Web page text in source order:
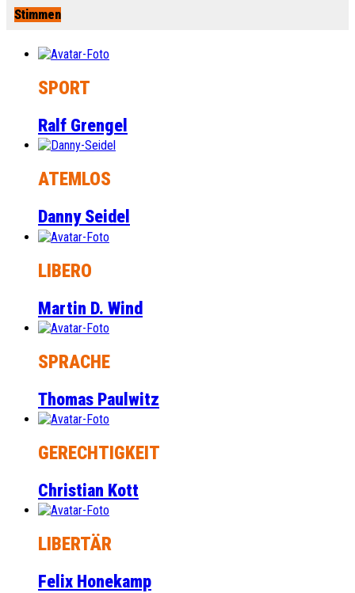
Stimmen
SPORT
Ralf Grengel
ATEMLOS
Danny Seidel
LIBERO
Martin D. Wind
SPRACHE
Thomas Paulwitz
GERECHTIGKEIT
Christian Kott
LIBERTÄR
Felix Honekamp